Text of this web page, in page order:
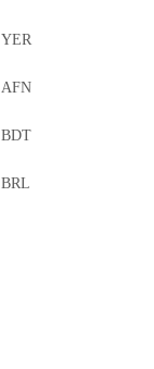
YER
AFN
BDT
BRL